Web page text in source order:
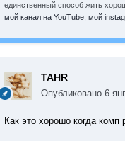
единственный способ жить
мой канал на YouTube мой
TAHR
Опубликовано 6
Как это хорошо когда комп